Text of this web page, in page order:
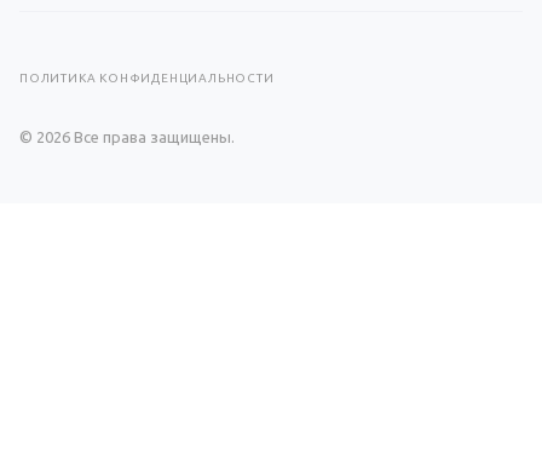
ПОЛИТИКА КОНФИДЕНЦИАЛЬНОСТИ
© 2026 Все права защищены.